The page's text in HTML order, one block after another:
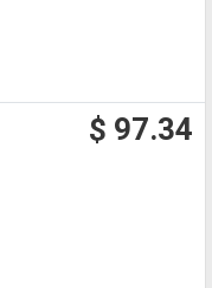
$ 97.34